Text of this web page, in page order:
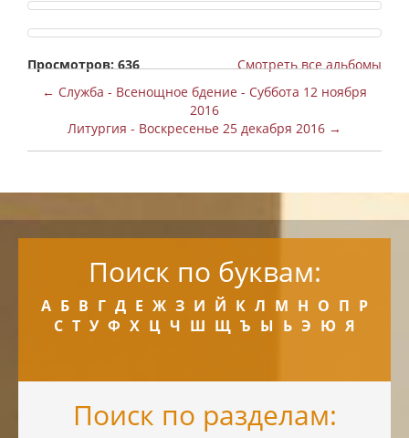
Просмотров: 636
Смотреть все альбомы
← Служба - Всенощное бдение - Суббота 12 ноября
2016
Литургия - Воскресенье 25 декабря 2016 →
Поиск по буквам:
А Б В Г Д Е Ж З И Й К Л М Н О П Р
С Т У Ф Х Ц Ч Ш Щ Ъ Ы Ь Э Ю Я
Поиск по разделам: